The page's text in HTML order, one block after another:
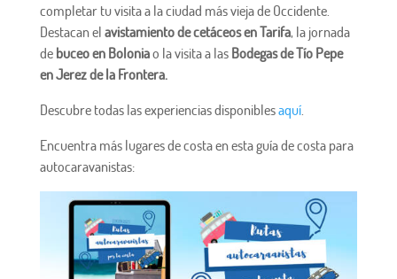
completar tu visita a la ciudad más vieja de Occidente.
Destacan el avistamiento de cetáceos en Tarifa, la jornada
de buceo en Boloniao la visita a lasBodegas de Tío Pepe
en Jerez de la Frontera.
Descubre todas las experiencias disponiblesaquí.
Encuentra más lugares de costa en esta guía de costa para
autocaravanistas: